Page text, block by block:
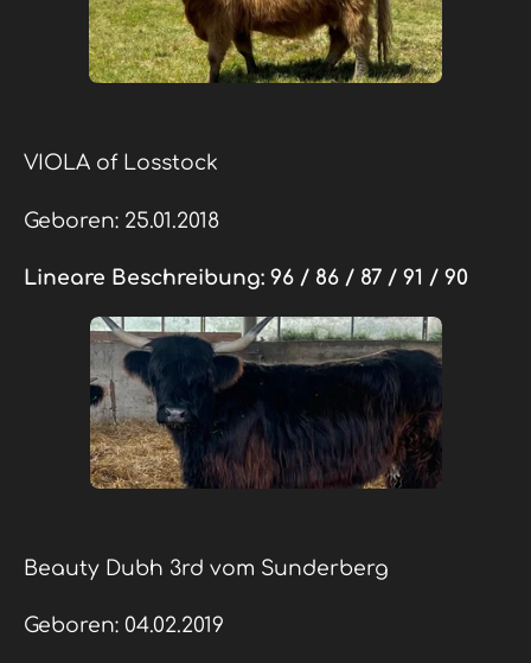
VIOLA of Losstock
Geboren: 25.01.2018
Lineare Beschreibung: 96 / 86 / 87 / 91 / 90
Beauty Dubh 3rd vom Sunderberg
Geboren: 04.02.2019